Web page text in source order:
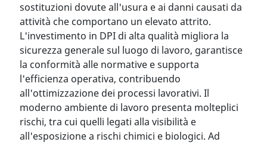
sostituzioni dovute all'usura e ai danni causati da
attività che comportano un elevato attrito.
L'investimento in DPI di alta qualità migliora la
sicurezza generale sul luogo di lavoro, garantisce
la conformità alle normative e supporta
l'efficienza operativa, contribuendo
all'ottimizzazione dei processi lavorativi. Il
moderno ambiente di lavoro presenta molteplici
rischi, tra cui quelli legati alla visibilità e
all'esposizione a rischi chimici e biologici. Ad